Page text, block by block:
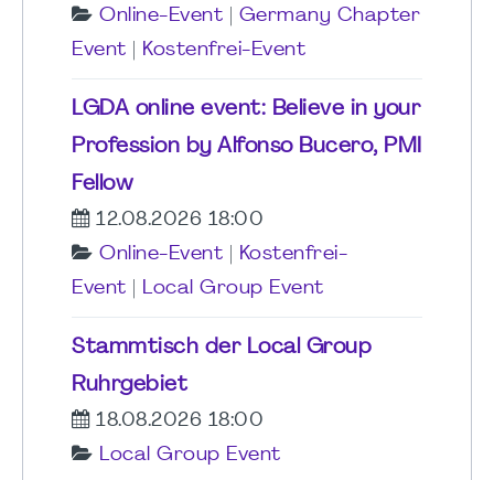
Online-Event
Germany Chapter
Event
Kostenfrei-Event
LGDA online event: Believe in your
Profession by Alfonso Bucero, PMI
Fellow
12.08.2026 18:00
Online-Event
Kostenfrei-
Event
Local Group Event
Stammtisch der Local Group
Ruhrgebiet
18.08.2026 18:00
Local Group Event